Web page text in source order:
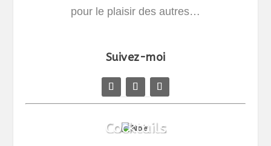
pour le plaisir des autres…
Suivez-moi